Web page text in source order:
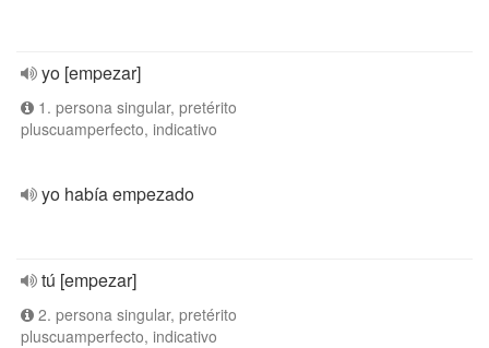
yo [empezar]
1. persona singular, pretérito
pluscuamperfecto, indicativo
yo había empezado
tú [empezar]
2. persona singular, pretérito
pluscuamperfecto, indicativo